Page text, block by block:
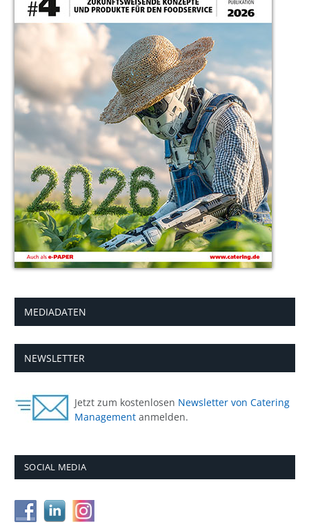
MEDIADATEN
NEWSLETTER
Jetzt zum kostenlosen Newsletter von Catering
Management anmelden.
SOCIAL MEDIA